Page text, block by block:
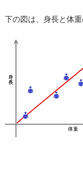
下の図は、身長と体